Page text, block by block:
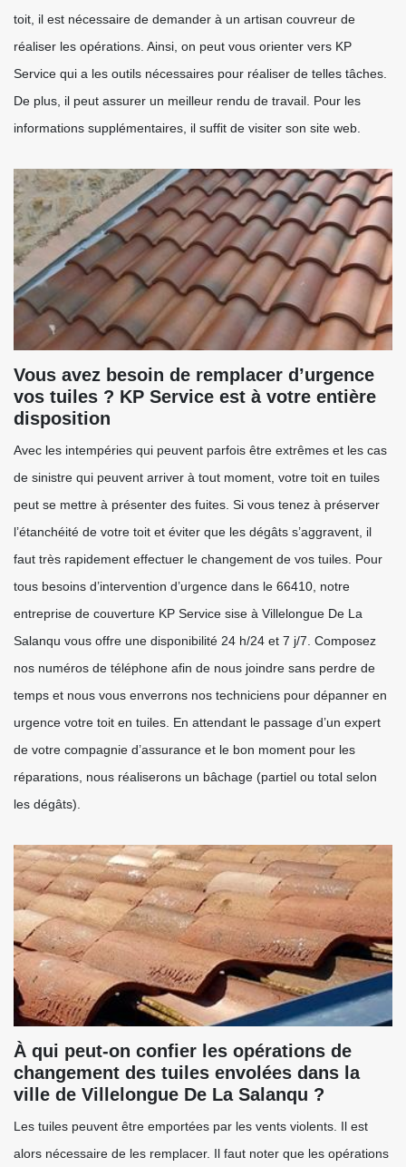
toit, il est nécessaire de demander à un artisan couvreur de
réaliser les opérations. Ainsi, on peut vous orienter vers KP
Service qui a les outils nécessaires pour réaliser de telles tâches.
De plus, il peut assurer un meilleur rendu de travail. Pour les
informations supplémentaires, il suffit de visiter son site web.
Vous avez besoin de remplacer d’urgence
vos tuiles ? KP Service est à votre entière
disposition
Avec les intempéries qui peuvent parfois être extrêmes et les cas
de sinistre qui peuvent arriver à tout moment, votre toit en tuiles
peut se mettre à présenter des fuites. Si vous tenez à préserver
l’étanchéité de votre toit et éviter que les dégâts s’aggravent, il
faut très rapidement effectuer le changement de vos tuiles. Pour
tous besoins d’intervention d’urgence dans le 66410, notre
entreprise de couverture KP Service sise à Villelongue De La
Salanqu vous offre une disponibilité 24 h/24 et 7 j/7. Composez
nos numéros de téléphone afin de nous joindre sans perdre de
temps et nous vous enverrons nos techniciens pour dépanner en
urgence votre toit en tuiles. En attendant le passage d’un expert
de votre compagnie d’assurance et le bon moment pour les
réparations, nous réaliserons un bâchage (partiel ou total selon
les dégâts).
À qui peut-on confier les opérations de
changement des tuiles envolées dans la
ville de Villelongue De La Salanqu ?
Les tuiles peuvent être emportées par les vents violents. Il est
alors nécessaire de les remplacer. Il faut noter que les opérations